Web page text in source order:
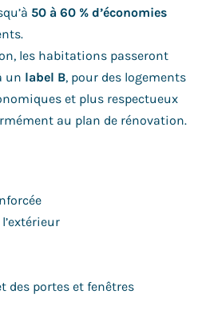
50 à 60 % d’économies
les habitations passeront
un label B, pour des logements
et plus respectueux
au plan de rénovation.
des portes et fenêtres